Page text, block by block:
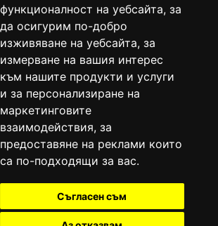
функционалност на уебсайта, за
да осигурим по-добро
изживяване на уебсайта, за
измерване на вашия интерес
към нашите продукти и услуги
и за персонализиране на
маркетинговите
взаимодействия, за
предоставяне на реклами които
са по-подходящи за вас.
Съгласен съм